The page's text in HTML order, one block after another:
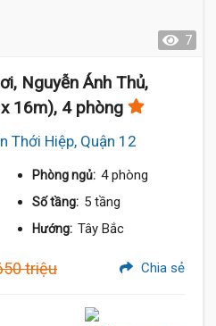
7
Nguyễn Ánh Thủ,
16m), 4 phòng
Thới Hiệp, Quận 12
Phòng ngủ: 4 phòng
Số tầng: 5 tầng
Hướng: Tây Bắc
triệu Chia sẻ